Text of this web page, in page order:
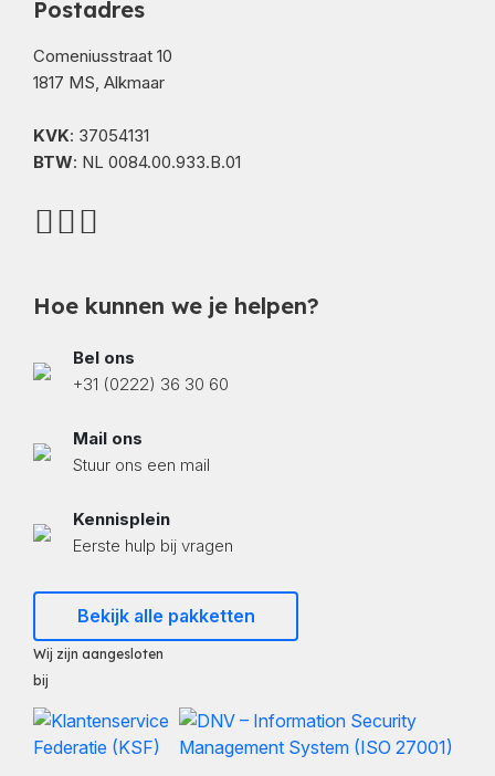
Postadres
Comeniusstraat 10
1817 MS, Alkmaar
KVK: 37054131
BTW: NL 0084.00.933.B.01
Hoe kunnen we je helpen?
Bel ons
+31 (0222) 36 30 60
Mail ons
Stuur ons een mail
Kennisplein
Eerste hulp bij vragen
Bekijk alle pakketten
Wij zijn aangesloten
bij